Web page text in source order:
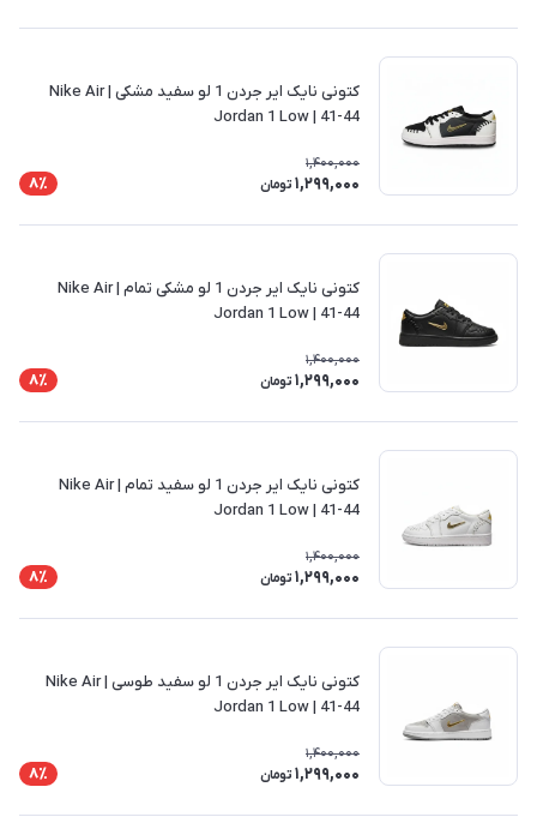
کتونی نایک ایر جردن 1 لو سفید مشکی | Nike Air
Jordan 1 Low | 41-44
1,400,000
1,299,000 تومان 8٪
کتونی نایک ایر جردن 1 لو مشکی تمام | Nike Air
Jordan 1 Low | 41-44
1,400,000
1,299,000 تومان 8٪
کتونی نایک ایر جردن 1 لو سفید تمام | Nike Air
Jordan 1 Low | 41-44
1,400,000
1,299,000 تومان 8٪
کتونی نایک ایر جردن 1 لو سفید طوسی | Nike Air
Jordan 1 Low | 41-44
1,400,000
1,299,000 تومان 8٪